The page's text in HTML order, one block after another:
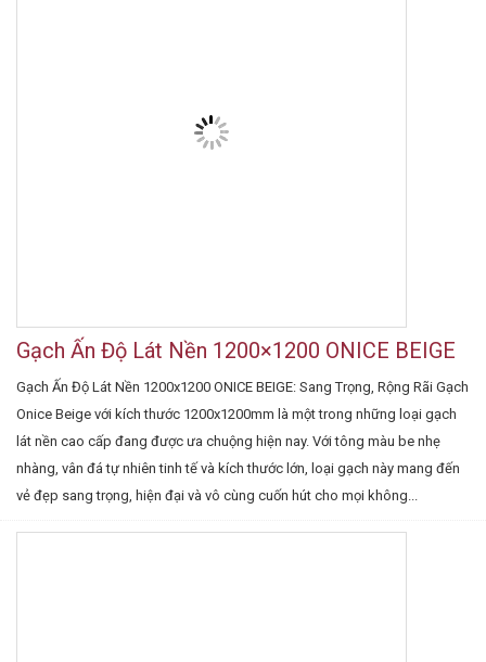
Gạch Ấn Độ Lát Nền 1200×1200 ONICE BEIGE
Gạch Ấn Độ Lát Nền 1200x1200 ONICE BEIGE: Sang Trọng, Rộng Rãi Gạch
Onice Beige với kích thước 1200x1200mm là một trong những loại gạch
lát nền cao cấp đang được ưa chuộng hiện nay. Với tông màu be nhẹ
nhàng, vân đá tự nhiên tinh tế và kích thước lớn, loại gạch này mang đến
vẻ đẹp sang trọng, hiện đại và vô cùng cuốn hút cho mọi không...